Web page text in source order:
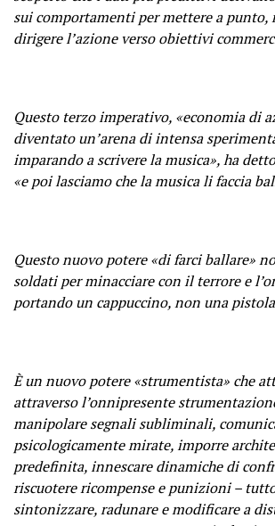
sui comportamenti per mettere a punto,
dirigere l’azione verso obiettivi
Questo terzo imperativo, «economia di
diventato un’arena di intensa
imparando a scrivere la musica», ha
«e poi lasciamo che la musica li faccia
Questo nuovo potere «di farci ballare»
soldati per minacciare con il terrore e
portando un cappuccino, non una
È un nuovo potere «strumentista» che
attraverso l’onnipresente
manipolare segnali subliminali,
psicologicamente mirate, imporre
predefinita, innescare dinamiche di
riscuotere ricompense e punizioni –
sintonizzare, radunare e modificare a